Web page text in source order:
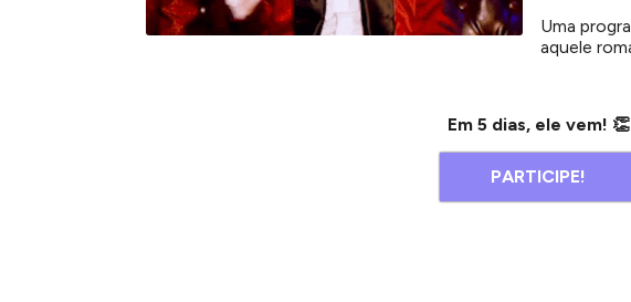
Uma
aquele
Em 5 dias, ele vem! 👏
PARTICIPE!